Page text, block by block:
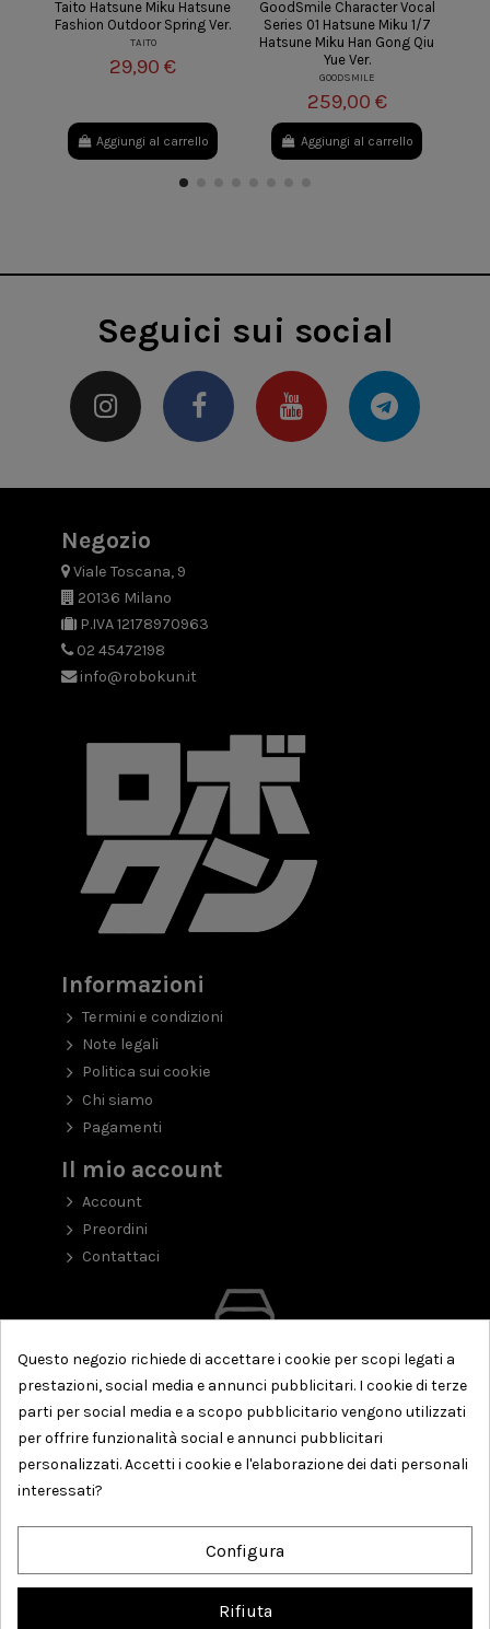
Taito Hatsune Miku Hatsune
Fashion Outdoor Spring Ver.
TAITO
29,90 €
Aggiungi al carrello
GoodSmile Character Vocal
Series 01 Hatsune Miku 1/7
Hatsune Miku Han Gong Qiu
Yue Ver.
GOODSMILE
259,00 €
Aggiungi al carrello
Seguici sui social
Negozio
Viale Toscana, 9
20136 Milano
P.IVA 12178970963
02 45472198
info@robokun.it
Informazioni
Termini e condizioni
Note legali
Politica sui cookie
Chi siamo
Pagamenti
Il mio account
Account
Preordini
Contattaci
Questo negozio richiede di accettare i cookie per scopi legati a
prestazioni, social media e annunci pubblicitari. I cookie di terze
parti per social media e a scopo pubblicitario vengono utilizzati
per offrire funzionalità social e annunci pubblicitari
personalizzati. Accetti i cookie e l'elaborazione dei dati personali
interessati?
Configura
Rifiuta